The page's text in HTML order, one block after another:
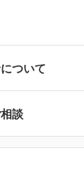
いる方はチェック！
選び方を解説！
必要な保険がわかる
ラヤ
険選びのための
える
マイページログ
認・変更
ついて
いてトップ
談